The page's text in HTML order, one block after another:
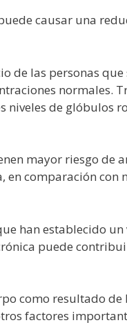
causar una
de las personas
normales.
niveles de glóbulos
mayor riesgo de
en comparación con
han establecido
puede
como resultado
factores